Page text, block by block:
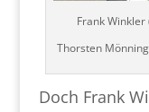
Frank
Thorsten
Doch Frank